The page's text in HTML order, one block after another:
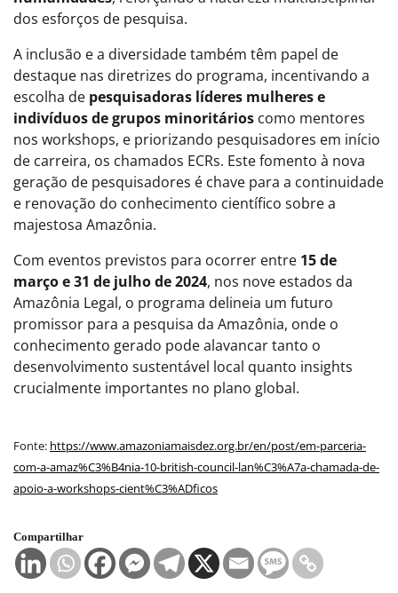
dos esforços de pesquisa.
A inclusão e a diversidade também têm papel de
destaque nas diretrizes do programa, incentivando a
escolha de pesquisadoras líderes mulheres e
indivíduos de grupos minoritários como mentores
nos workshops, e priorizando pesquisadores em início
de carreira, os chamados ECRs. Este fomento à nova
geração de pesquisadores é chave para a continuidade
e renovação do conhecimento científico sobre a
majestosa Amazônia.
Com eventos previstos para ocorrer entre 15 de
março e 31 de julho de 2024, nos nove estados da
Amazônia Legal, o programa delineia um futuro
promissor para a pesquisa da Amazônia, onde o
conhecimento gerado pode alavancar tanto o
desenvolvimento sustentável local quanto insights
crucialmente importantes no plano global.
Fonte: https://www.amazoniamaisdez.org.br/en/post/em-parceria-
com-a-amaz%C3%B4nia-10-british-council-lan%C3%A7a-chamada-de-
apoio-a-workshops-cient%C3%ADficos
Compartilhar